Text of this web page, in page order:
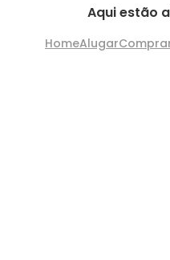
Aqui estão
HomeAlugar